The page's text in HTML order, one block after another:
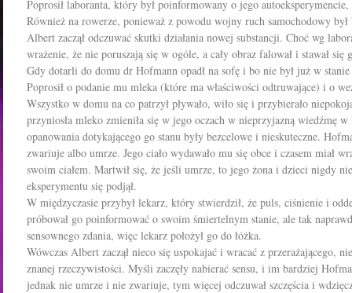
Poprosił laboranta, który był poinformowany o jego
Również na rowerze, ponieważ z powodu wojny ruch samochodowy
Albert zaczął odczuwać skutki działania nowej substancji. Choć wg
wrażenie, że nie poruszają się w ogóle, a cały obraz falował i stawał się
Gdy dotarli do domu dr Hofmann opadł na sofę i bo nie był już w
Poprosił o podanie mu mleka (które ma właściwości odtruwające) i o
Wszystko w domu na co patrzył pływało, wiło się i przybierało
przyniosła mleko zmieniła się w jego oczach w nieprzyjazną wiedźmę
opanowania dotykającego go stanu były bezcelowe i nieskuteczne.
zwariuje albo umrze. Jego ciało wydawało mu się obce i czasem miał
swoim ciałem. Martwił się, że jeśli umrze, to jego żona i dzieci nigdy
eksperymentu się podjął.
W międzyczasie przybył lekarz, który stwierdził, że puls, ciśnienie i
próbował go poinformować o swoim śmiertelnym stanie, ale tak
sensownego zdania, więc lekarz położył go do łóżka.
Wówczas Albert zaczął nieco się uspokajać i wracać z przerażającego,
znanej rzeczywistości. Myśli zaczęły nabierać sensu, i im bardziej
jednak nie umrze i nie zwariuje, tym więcej odczuwał szczęścia i